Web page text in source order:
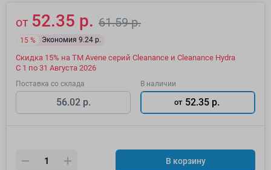
от 52.35 р. 61.59 р.
15 % Экономия 9.24 р.
Скидка 15% на ТМ Avene серий Cleanance и Cleanance Hydra
С 1 по 31 Августа 2026
Поставка со склада
56.02 р.
В наличии
от 52.35 р.
В корзину